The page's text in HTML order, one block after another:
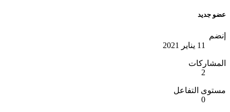
عضو جديد
إنضم
11 يناير 2021
المشاركات
2
مستوى التفاعل
0